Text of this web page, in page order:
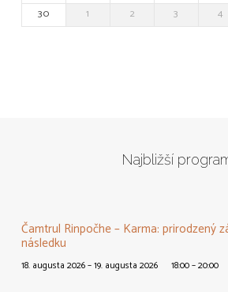
30
1 2 3 4
Najbližší
Čamtrul Rinpočhe – Karma: prirodzený
následku
18. augusta 2026 – 19. augusta 2026 18:00 – 20:00